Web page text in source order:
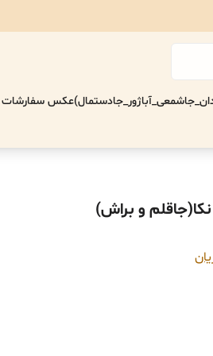
عکس سفارشات
و براش)